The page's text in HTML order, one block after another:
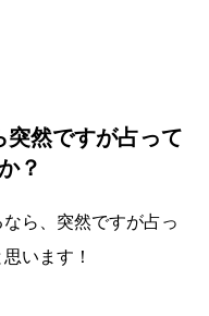
突然ですが占って
？
ら、突然ですが占っ
います！